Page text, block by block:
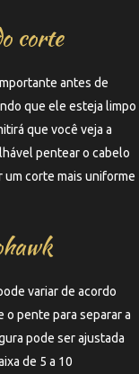
corte
antes de
que ele esteja limpo
que você veja a
pentear o cabelo
um corte mais uniforme
variar de acordo
o pente para separar a
pode ser ajustada
de 5 a 10